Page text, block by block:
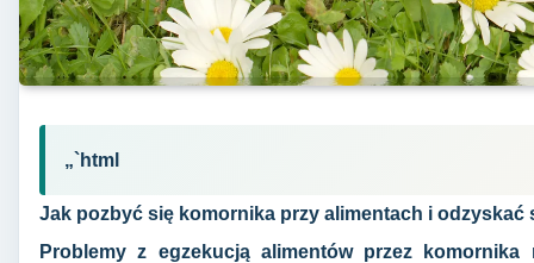
„`html
Jak pozbyć się komornika przy alimentach i odzyskać
Problemy z egzekucją alimentów przez